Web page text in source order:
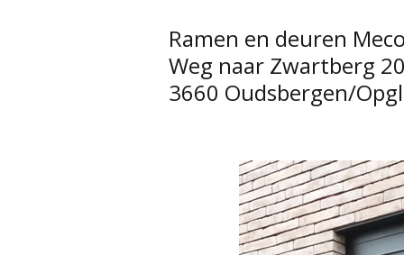
Ramen en deuren
Weg naar Zwartberg
3660 Oudsbergen/